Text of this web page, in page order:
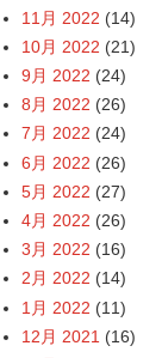
11月 2022 (14)
10月 2022 (21)
9月 2022 (24)
8月 2022 (26)
7月 2022 (24)
6月 2022 (26)
5月 2022 (27)
4月 2022 (26)
3月 2022 (16)
2月 2022 (14)
1月 2022 (11)
12月 2021 (16)